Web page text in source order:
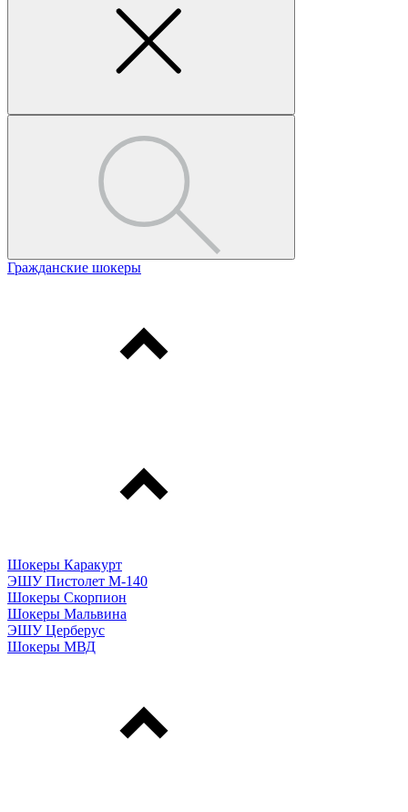
Гражданские шокеры
Шокеры Каракурт
ЭШУ Пистолет М-140
Шокеры Скорпион
Шокеры Мальвина
ЭШУ Церберус
Шокеры МВД